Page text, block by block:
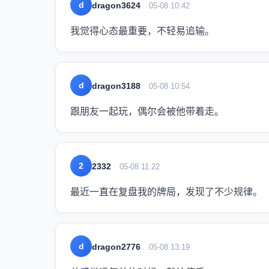
d dragon3624 05-08 10:42
我觉得心态最重要，不轻易追输。
d dragon3188 05-08 10:54
跟朋友一起玩，偶尔会被他带着走。
2 2332 05-08 11:22
最近一直在复盘我的牌局，发现了不少规律。
d dragon2776 05-08 13:19